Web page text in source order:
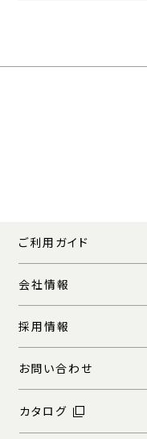
ご利用ガイド
会社情報
採用情報
お問い合わせ
カタログ